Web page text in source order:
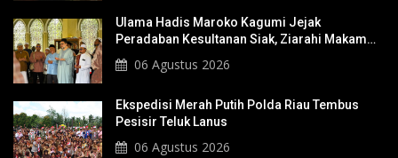
Ulama Hadis Maroko Kagumi Jejak
Peradaban Kesultanan Siak, Ziarahi Makam
Sultan Hingga Pendiri Pekanbaru
06 Agustus 2026
Ekspedisi Merah Putih Polda Riau Tembus
Pesisir Teluk Lanus
06 Agustus 2026